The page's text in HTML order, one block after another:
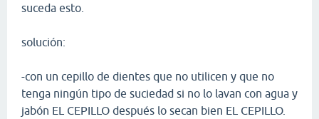
suceda esto.
solución:
-con un cepillo de dientes que no utilicen y que no
tenga ningún tipo de suciedad si no lo lavan con agua y
jabón EL CEPILLO después lo secan bien EL CEPILLO.